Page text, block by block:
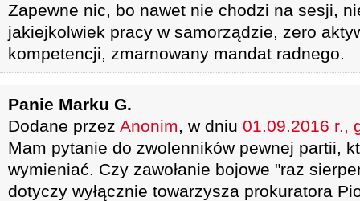
Zapewne nic, bo nawet nie chodzi na sesji,
jakiejkolwiek pracy w samorządzie, zero
kompetencji, zmarnowany mandat radnego.
Panie Marku G.
Dodane przez Anonim, w dniu 01.09.2016 r.,
Mam pytanie do zwolenników pewnej partii,
wymieniać. Czy zawołanie bojowe "raz
dotyczy wyłącznie towarzysza prokuratora